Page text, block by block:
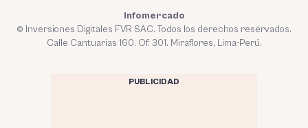
Infomercado
© Inversiones Digitales FVR SAC. Todos los derechos reservados.
Calle Cantuarias 160. Of. 301. Miraflores, Lima-Perú.
PUBLICIDAD